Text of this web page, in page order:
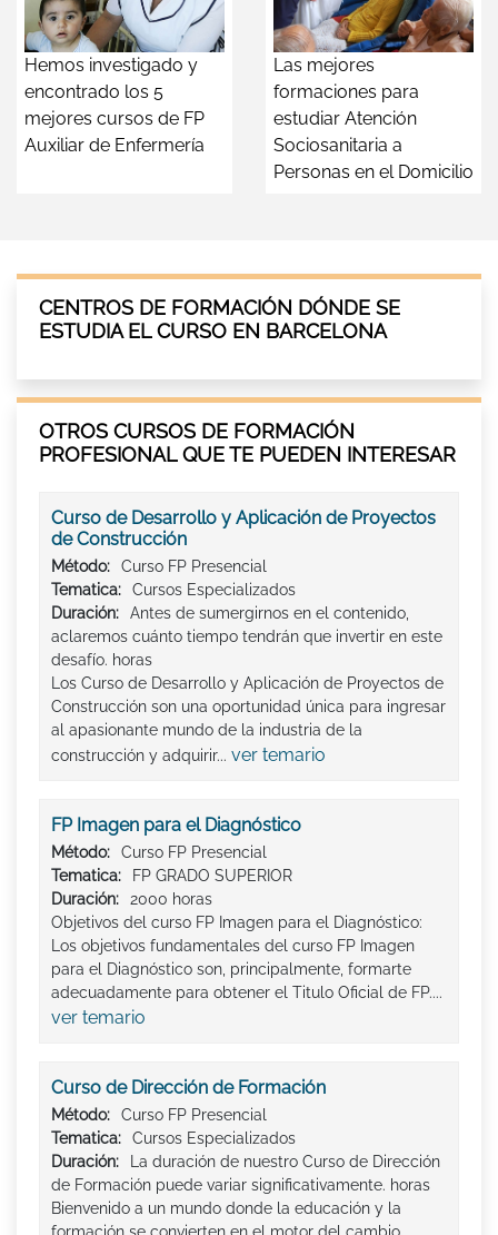
Hemos investigado y
encontrado los 5
mejores cursos de FP
Auxiliar de Enfermería
Las mejores
formaciones para
estudiar Atención
Sociosanitaria a
Personas en el Domicilio
CENTROS DE FORMACIÓN DÓNDE SE
ESTUDIA EL CURSO EN BARCELONA
OTROS CURSOS DE FORMACIÓN
PROFESIONAL QUE TE PUEDEN INTERESAR
Curso de Desarrollo y Aplicación de Proyectos
de Construcción
Método:
Curso FP Presencial
Tematica:
Cursos Especializados
Duración:
Antes de sumergirnos en el contenido,
aclaremos cuánto tiempo tendrán que invertir en este
desafío. horas
Los Curso de Desarrollo y Aplicación de Proyectos de
Construcción son una oportunidad única para ingresar
al apasionante mundo de la industria de la
construcción y adquirir... ver temario
FP Imagen para el Diagnóstico
Método:
Curso FP Presencial
Tematica:
FP GRADO SUPERIOR
Duración:
2000 horas
Objetivos del curso FP Imagen para el Diagnóstico:
Los objetivos fundamentales del curso FP Imagen
para el Diagnóstico son, principalmente, formarte
adecuadamente para obtener el Titulo Oficial de FP....
ver temario
Curso de Dirección de Formación
Método:
Curso FP Presencial
Tematica:
Cursos Especializados
Duración:
La duración de nuestro Curso de Dirección
de Formación puede variar significativamente. horas
Bienvenido a un mundo donde la educación y la